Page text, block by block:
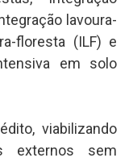
lavoura-
floresta (ILF) e
em solo
viabilizando
externos sem